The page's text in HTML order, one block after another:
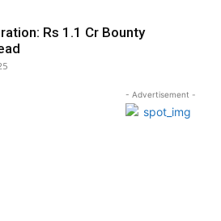
Rs 1.1 Cr Bounty
- Advertisement -